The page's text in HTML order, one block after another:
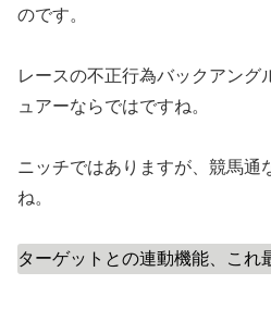
のです。
レースの不正行為バックアング
ュアーならではですね。
ニッチではありますが、競馬通
ね。
ターゲットとの連動機能、これ